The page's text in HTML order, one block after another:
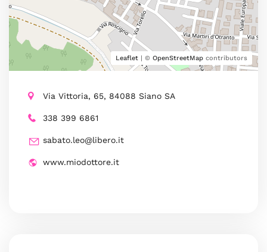
Leaflet | © OpenStreetMap contributors
Via Vittoria, 65, 84088 Siano SA
338 399 6861
sabato.leo@libero.it
www.miodottore.it